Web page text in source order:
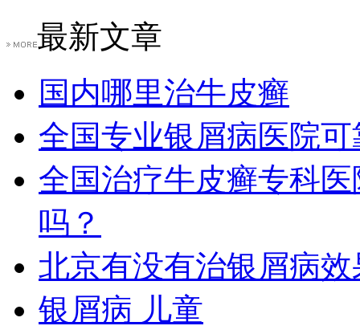
最新文章
国内哪里治牛皮癣
全国专业银屑病医院可
全国治疗牛皮癣专科
吗？
北京有没有治银屑病
银屑病 儿童